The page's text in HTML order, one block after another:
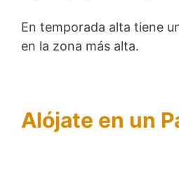
En temporada alta tiene
en la zona más alta.
Alójate en un